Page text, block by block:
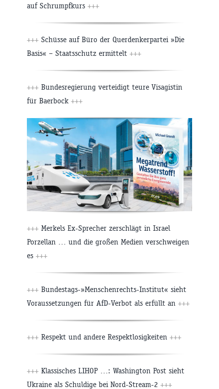
auf Schrumpfkurs +++
+++ Schüsse auf Büro der Querdenkerpartei »Die
Basis« – Staatsschutz ermittelt +++
+++ Bundesregierung verteidigt teure Visagistin
für Baerbock +++
+++ Merkels Ex-Sprecher zerschlägt in Israel
Porzellan … und die großen Medien verschweigen
es +++
+++ Bundestags-»Menschenrechts-Institut« sieht
Voraussetzungen für AfD-Verbot als erfüllt an +++
+++ Respekt und andere Respektlosigkeiten +++
+++ Klassisches LIHOP …: Washington Post sieht
Ukraine als Schuldige bei Nord-Stream-2 +++